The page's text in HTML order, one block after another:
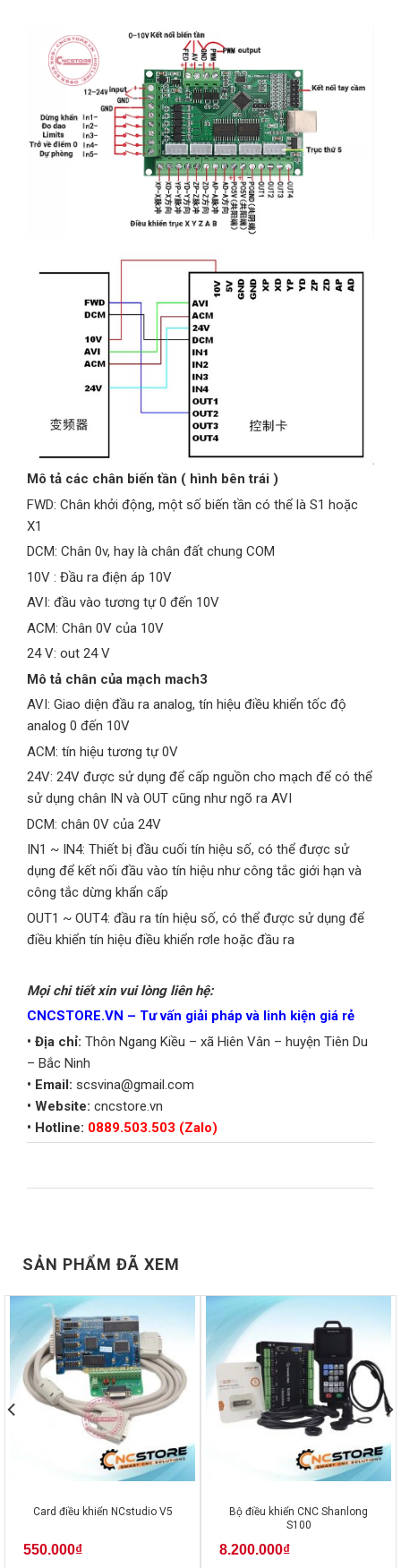
Mô tả các chân biến tần ( hình bên trái )
FWD: Chân khởi động, một số biến tần có thể là S1 hoặc
X1
DCM: Chân 0v, hay là chân đất chung COM
10V : Đầu ra điện áp 10V
AVI: đầu vào tương tự 0 đến 10V
ACM: Chân 0V của 10V
24 V: out 24 V
Mô tả chân của mạch mach3
AVI: Giao diện đầu ra analog, tín hiệu điều khiển tốc độ
analog 0 đến 10V
ACM: tín hiệu tương tự 0V
24V: 24V được sử dụng để cấp nguồn cho mạch để có thể
sử dụng chân IN và OUT cũng như ngõ ra AVI
DCM: chân 0V của 24V
IN1 ~ IN4: Thiết bị đầu cuối tín hiệu số, có thể được sử
dụng để kết nối đầu vào tín hiệu như công tắc giới hạn và
công tắc dừng khẩn cấp
OUT1 ~ OUT4: đầu ra tín hiệu số, có thể được sử dụng để
điều khiển tín hiệu điều khiển rơle hoặc đầu ra
Mọi chi tiết xin vui lòng liên hệ:
CNCSTORE.VN – Tư vấn giải pháp và linh kiện giá rẻ
• Địa chỉ: Thôn Ngang Kiều – xã Hiên Vân – huyện Tiên Du
– Bắc Ninh
• Email: scsvina@gmail.com
• Website: cncstore.vn
• Hotline: 0889.503.503 (Zalo)
SẢN PHẨM ĐÃ XEM
Card điều khiển NCstudio V5
550.000₫
Bộ điều khiển CNC Shanlong
S100
8.200.000₫